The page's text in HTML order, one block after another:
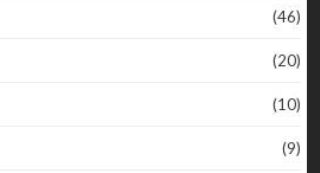
(46)
(20)
(10)
(9)